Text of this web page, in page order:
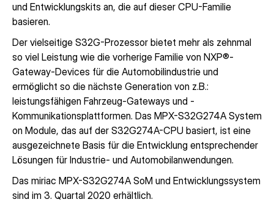
und Entwicklungskits an, die auf dieser CPU-Familie
basieren.
Der vielseitige S32G-Prozessor bietet mehr als zehnmal
so viel Leistung wie die vorherige Familie von NXP®-
Gateway-Devices für die Automobilindustrie und
ermöglicht so die nächste Generation von z.B.:
leistungsfähigen Fahrzeug-Gateways und -
Kommunikationsplattformen. Das MPX-S32G274A System
on Module, das auf der S32G274A-CPU basiert, ist eine
ausgezeichnete Basis für die Entwicklung entsprechender
Lösungen für Industrie- und Automobilanwendungen.
Das miriac MPX-S32G274A SoM und Entwicklungssystem
sind im 3. Quartal 2020 erhältlich.